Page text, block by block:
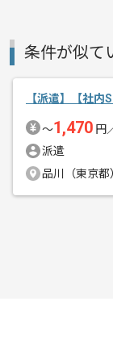
条件が似て
【派遣】【社
〜1,470 円
派遣
品川（東京都